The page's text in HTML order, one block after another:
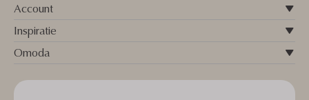
Account
Inspiratie
Omoda